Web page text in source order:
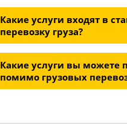
Какие услуги входят в
перевозку груза?
Какие услуги вы можете
помимо грузовых